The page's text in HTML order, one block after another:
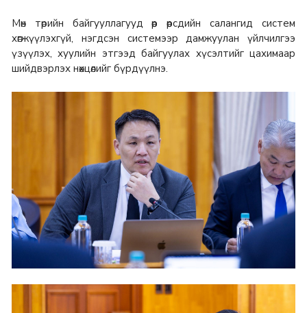
Мөн төрийн байгууллагууд өөр өөрсдийн салангид систем
хөгжүүлэхгүй, нэгдсэн системээр дамжуулан үйлчилгээ
үзүүлэх, хуулийн этгээд байгуулах хүсэлтийг цахимаар
шийдвэрлэх нөхцөлийг бүрдүүлнэ.